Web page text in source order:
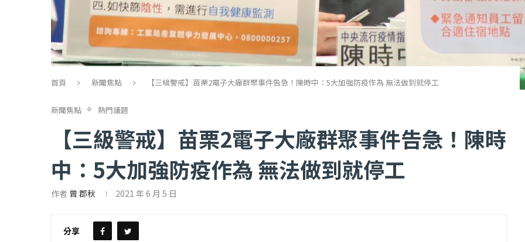
首頁 新聞焦點 【三級警戒】苗栗2電子大廠群聚事件告急！陳時中：5大加強防疫作為 無法做到就停工
新聞焦點 熱門議題
【三級警戒】苗栗2電子大廠群聚事件告急！陳時
中：5大加強防疫作為 無法做到就停工
作者 曾 郡秋 2021 年 6 月 5 日
分享